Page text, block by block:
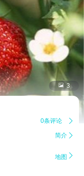
 3
0条评论 
简介 
地图 